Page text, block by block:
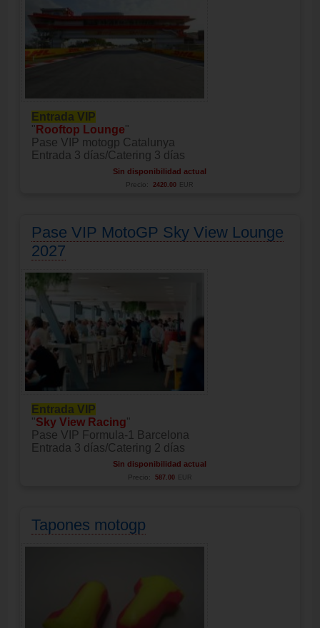
Entrada VIP
" Rooftop Lounge"
Pase VIP motogp Catalunya
Entrada 3 días/Catering 3 días
Sin disponibilidad actual
Precio: 2420.00 EUR
Pase VIP MotoGP Sky View Lounge
2027
Entrada VIP
"Sky View Racing"
Pase VIP Formula-1 Barcelona
Entrada 3 días/Catering 2 días
Sin disponibilidad actual
Precio: 587.00 EUR
Tapones motogp